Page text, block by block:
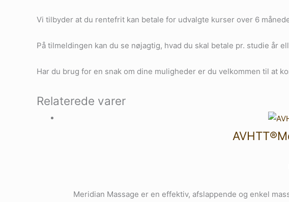
Vi tilbyder at du rentefrit kan betale for udvalgte kurser over 6
På tilmeldingen kan du se nøjagtig, hvad du skal betale pr. studie år
Har du brug for en snak om dine muligheder er du velkommen til at
Relaterede varer
Meridian Massage er en effektiv, afslappende og enkel